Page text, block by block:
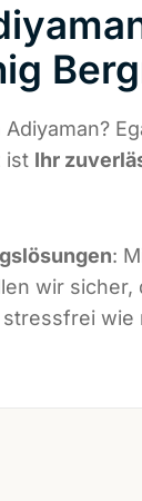
ist Ihr
:
wir sicher,
wie